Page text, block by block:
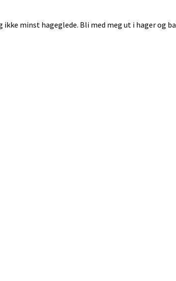
minst hageglede. Bli med meg ut i hager og